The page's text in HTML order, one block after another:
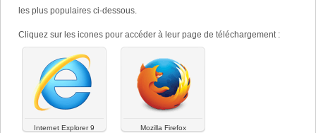
La nutrition au cours de la période prénatale et des sept premières
l’organisme.
Une alimentation adéquate pendant la petite enfance et l’enfance est
essentielle pour que les enfants atteignent tout leur potentiel de
croissance, de santé et de développement, aussi bien physique que
psycho-social.
les plus populaires ci-dessous.
Cliquez sur les icones pour accéder à leur page de téléchargement :
Internet Explorer 9 Mozilla Firefox